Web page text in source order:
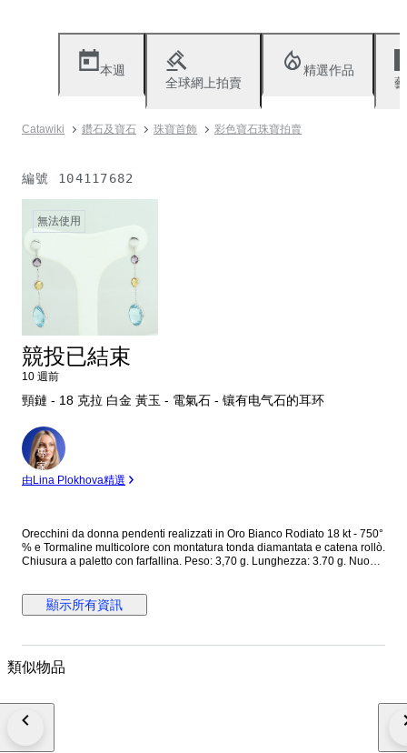
本週
全球網上拍賣
精選作品
Catawiki 鑽石及寶石 珠寶首飾 彩色寶石珠寶拍賣
編號 104117682
無法使用
競投已結束
10 週前
頸鏈 - 18 克拉 白金 黃玉 - 電氣石 - 镶有电气石的耳环
專
家
由Lina Plokhova精選
Orecchini da donna pendenti realizzati in Oro Bianco Rodiato 18 kt - 750°
% e Tormaline multicolore con montatura tonda diamantata e catena rollò.
Chiusura a paletto con farfallina. Peso: 3,70 g. Lunghezza: 3.70 g. Nuovo
顯示所有資訊
類似物品